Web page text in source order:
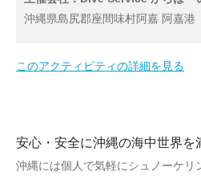
沖縄県島尻郡座間味村阿嘉 阿嘉港
このアクティビティの詳細を見る
安心・安全に沖縄の海中世界を
沖縄には個人で気軽にシュノーケリ